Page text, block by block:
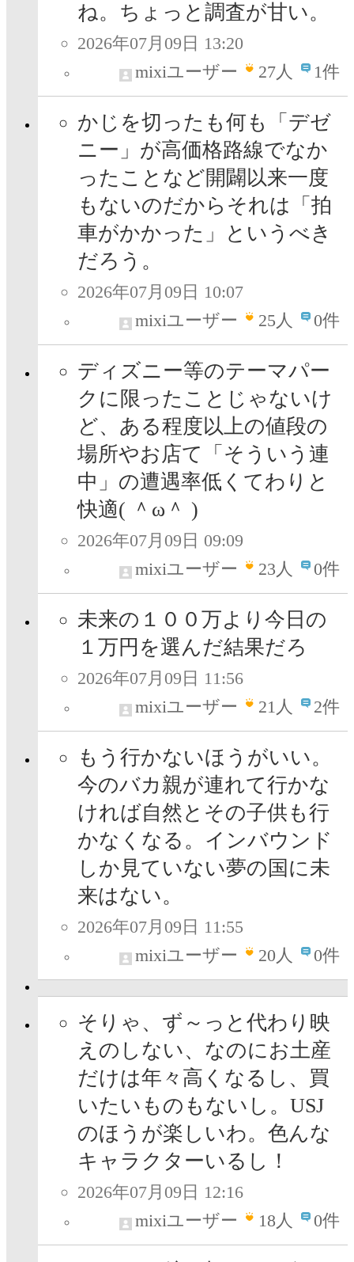
ね。ちょっと調査が甘い。
2026年07月09日 13:20
mixiユーザー
27人 1件
かじを切ったも何も「デゼ
ニー」が高価格路線でなか
ったことなど開闢以来一度
もないのだからそれは「拍
車がかかった」というべき
だろう。
2026年07月09日 10:07
mixiユーザー
25人 0件
ディズニー等のテーマパー
クに限ったことじゃないけ
ど、ある程度以上の値段の
場所やお店て「そういう連
中」の遭遇率低くてわりと
快適( ＾ω＾ )
2026年07月09日 09:09
mixiユーザー
23人 0件
未来の１００万より今日の
１万円を選んだ結果だろ
2026年07月09日 11:56
mixiユーザー
21人 2件
もう行かないほうがいい。
今のバカ親が連れて行かな
ければ自然とその子供も行
かなくなる。インバウンド
しか見ていない夢の国に未
来はない。
2026年07月09日 11:55
mixiユーザー
20人 0件
そりゃ、ず～っと代わり映
えのしない、なのにお土産
だけは年々高くなるし、買
いたいものもないし。USJ
のほうが楽しいわ。色んな
キャラクターいるし！
2026年07月09日 12:16
mixiユーザー
18人 0件